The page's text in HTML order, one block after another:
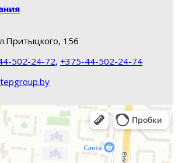
156
502-24-72, +375-44-502-24-74